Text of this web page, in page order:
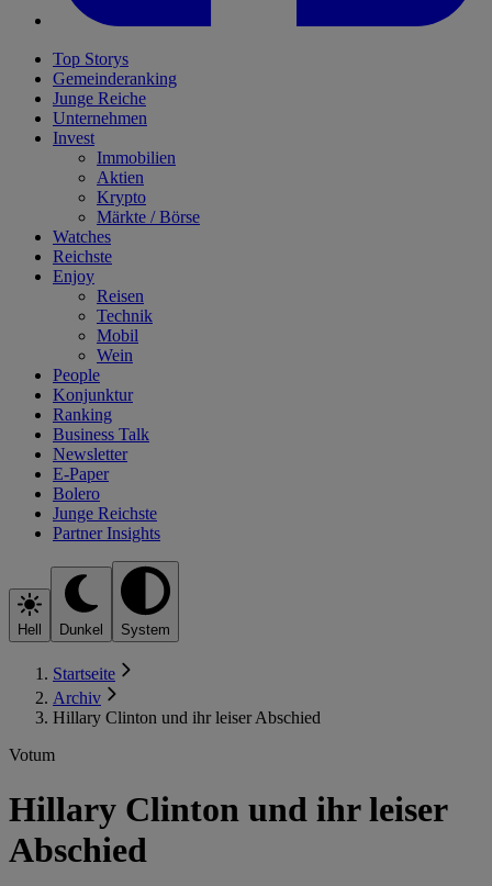
Top Storys
Gemeinderanking
Junge Reiche
Unternehmen
Invest
Immobilien
Aktien
Krypto
Märkte / Börse
Watches
Reichste
Enjoy
Reisen
Technik
Mobil
Wein
People
Konjunktur
Ranking
Business Talk
Newsletter
E-Paper
Bolero
Junge Reichste
Partner Insights
Hell Dunkel System
Startseite
Archiv
Hillary Clinton und ihr leiser Abschied
Votum
Hillary Clinton und ihr leiser
Abschied